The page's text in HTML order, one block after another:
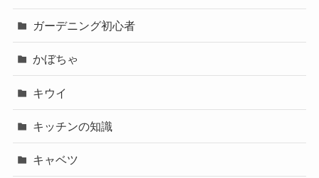
ガーデニング初心者
かぼちゃ
キウイ
キッチンの知識
キャベツ